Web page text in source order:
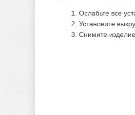
Ослабьте все
Установите
Снимите изделие